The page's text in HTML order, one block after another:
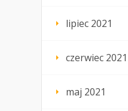
lipiec 2021
czerwiec 2021
maj 2021